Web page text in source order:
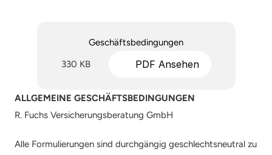
Geschäftsbedingungen
330 KB
PDF Ansehen
ALLGEMEINE GESCHÄFTSBEDINGUNGEN
R. Fuchs Versicherungsberatung GmbH
Alle Formulierungen sind durchgängig geschlechtsneutral zu